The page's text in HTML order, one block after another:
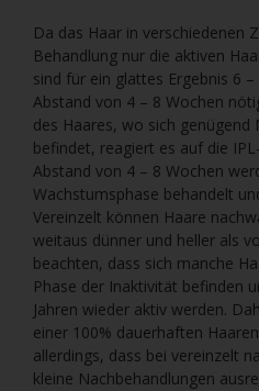
Da das Haar in verschiedenen
Behandlung nur die aktiven
sind für ein glattes Ergebnis 6
Abstand von 4 – 8 Wochen
des Haares, wo sich genügend
befindet, reagiert es auf die
Abstand von 4 – 8 Wochen
Wachstumsphase behandelt
Vereinzelt können Haare
weitaus dünner und heller als
beachten, dass sich manche
Phase der Inaktivität befinden
Jahren wieder aktiv werden.
einer 100% dauerhaften
allerdings, dass bei vereinzelt
kleine Nachbehandlungen